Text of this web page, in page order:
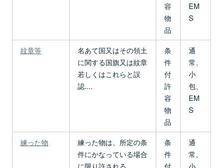
容
物
品
EM
S
紋章等
名あて国又はその領土
に関する国旗又は紋章
若しくはこれらと誤
認....
条
件
付
許
容
物
品
通
常、
小
包、
EM
S
練った物
練った物は、所定の条
件にかなっている場合
に限り許される。
条
件
付
通
常、
小